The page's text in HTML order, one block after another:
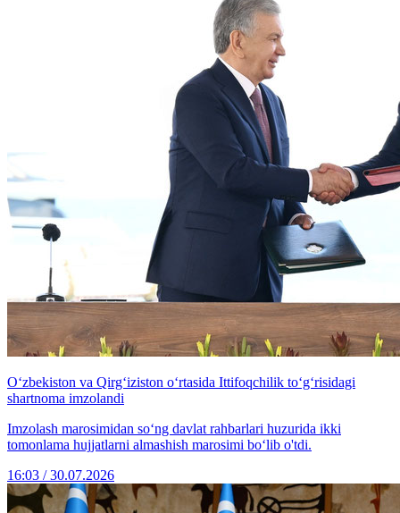
Oʻzbekiston va Qirgʻiziston o‘rtasida Ittifoqchilik toʻgʻrisidagi
shartnoma imzolandi
Imzolash marosimidan soʻng davlat rahbarlari huzurida ikki
tomonlama hujjatlarni almashish marosimi boʻlib o'tdi.
16:03 / 30.07.2026